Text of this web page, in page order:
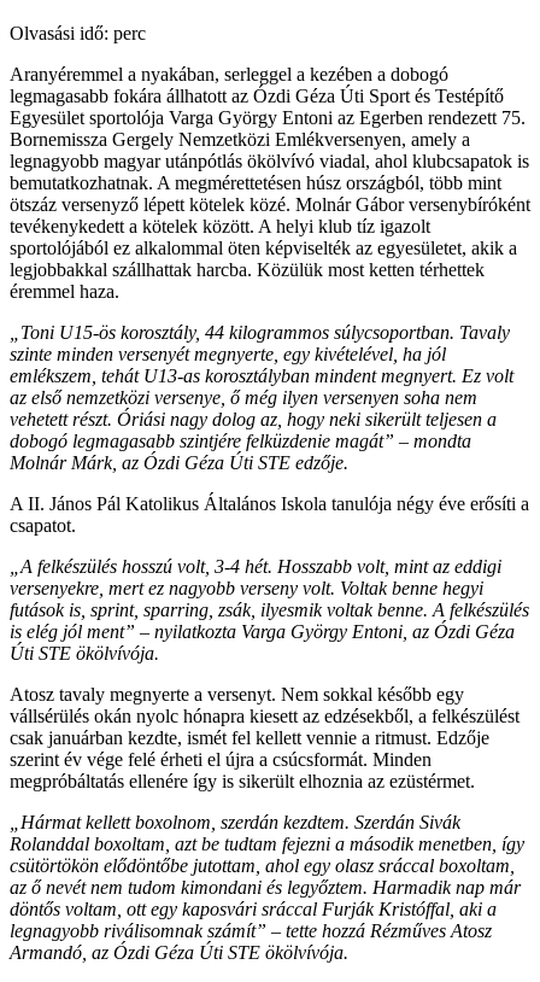
Olvasási idő: perc
Aranyéremmel a nyakában, serleggel a kezében a dobogó
legmagasabb fokára állhatott az Ózdi Géza Úti Sport és Testépítő
Egyesület sportolója Varga György Entoni az Egerben rendezett 75.
Bornemissza Gergely Nemzetközi Emlékversenyen, amely a
legnagyobb magyar utánpótlás ökölvívó viadal, ahol klubcsapatok is
bemutatkozhatnak. A megmérettetésen húsz országból, több mint
ötszáz versenyző lépett kötelek közé. Molnár Gábor versenybíróként
tevékenykedett a kötelek között. A helyi klub tíz igazolt
sportolójából ez alkalommal öten képviselték az egyesületet, akik a
legjobbakkal szállhattak harcba. Közülük most ketten térhettek
éremmel haza.
„Toni U15-ös korosztály, 44 kilogrammos súlycsoportban. Tavaly
szinte minden versenyét megnyerte, egy kivételével, ha jól
emlékszem, tehát U13-as korosztályban mindent megnyert. Ez volt
az első nemzetközi versenye, ő még ilyen versenyen soha nem
vehetett részt. Óriási nagy dolog az, hogy neki sikerült teljesen a
dobogó legmagasabb szintjére felküzdenie magát” – mondta
Molnár Márk, az Ózdi Géza Úti STE edzője.
A II. János Pál Katolikus Általános Iskola tanulója négy éve erősíti a
csapatot.
„A felkészülés hosszú volt, 3-4 hét. Hosszabb volt, mint az eddigi
versenyekre, mert ez nagyobb verseny volt. Voltak benne hegyi
futások is, sprint, sparring, zsák, ilyesmik voltak benne. A felkészülés
is elég jól ment” – nyilatkozta Varga György Entoni, az Ózdi Géza
Úti STE ökölvívója.
Atosz tavaly megnyerte a versenyt. Nem sokkal később egy
vállsérülés okán nyolc hónapra kiesett az edzésekből, a felkészülést
csak januárban kezdte, ismét fel kellett vennie a ritmust. Edzője
szerint év vége felé érheti el újra a csúcsformát. Minden
megpróbáltatás ellenére így is sikerült elhoznia az ezüstérmet.
„Hármat kellett boxolnom, szerdán kezdtem. Szerdán Sivák
Rolanddal boxoltam, azt be tudtam fejezni a második menetben, így
csütörtökön elődöntőbe jutottam, ahol egy olasz sráccal boxoltam,
az ő nevét nem tudom kimondani és legyőztem. Harmadik nap már
döntős voltam, ott egy kaposvári sráccal Furják Kristóffal, aki a
legnagyobb riválisomnak számít” – tette hozzá Rézműves Atosz
Armandó, az Ózdi Géza Úti STE ökölvívója.